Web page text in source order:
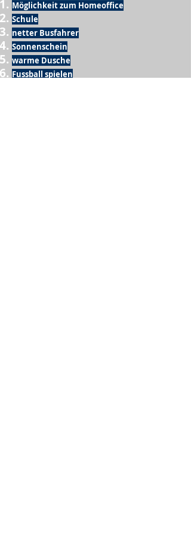
Möglichkeit zum Homeoffice
Schule
netter Busfahrer
Sonnenschein
warme Dusche
Fussball spielen